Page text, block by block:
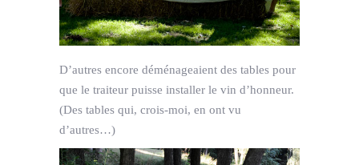
D’autres encore déménageaient des tables pour
que le traiteur puisse installer le vin d’honneur.
(Des tables qui, crois-moi, en ont vu
d’autres…)